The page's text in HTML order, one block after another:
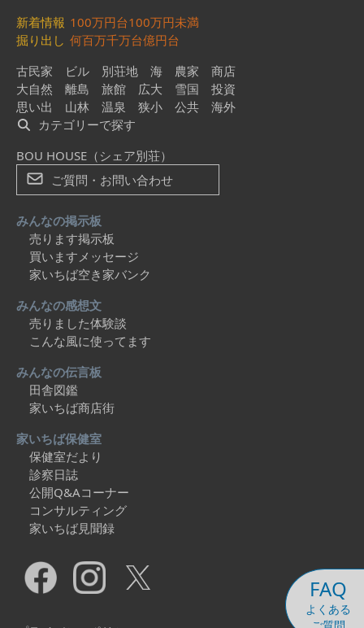
FAQ
よくある
新着情報 100万円台100万円未満
掘り出し 何百万千万台億円台
古民家
ビル 別荘地 海 農家
商店
大自然
離島 旅館 広大 雪国
投資
思い出
山林 温泉 狭小 公共
海外
カテゴリーで探す
BOU HOUSE（シェア別荘）
ご質問・お問い合わせ
みんなの掲示板
売ります掲示板
買いますメッセージ
家いちば空き家バンク
みんなの感想文
売りました体験談
こんな風に使ってます
みんなの伝言板
田舎図鑑
家いちば商店街
家いちば保健室
保健室だより
診察日誌
公開Q&Aコーナー
コンサルティング
家いちば見聞録